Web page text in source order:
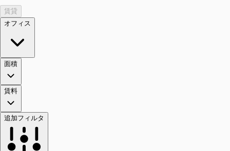
賃貸
オフィス
面積
賃料
追加フィルタ